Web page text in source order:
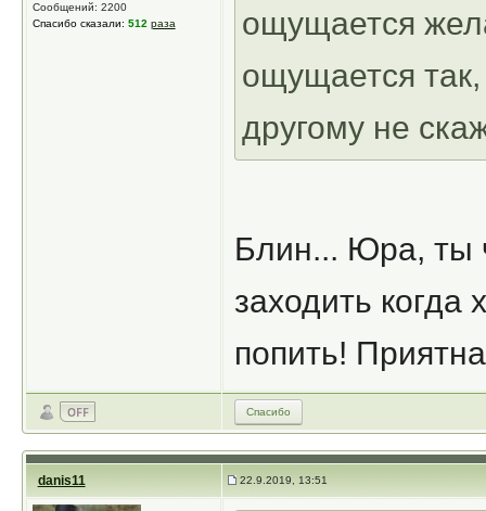
Сообщений: 2200
Спасибо сказали: 512 раза
ощущается
ощущается
другому не
Блин... Юра, ты
заходить когда
попить!
Спасибо
danis11 22.9.2019, 13:51